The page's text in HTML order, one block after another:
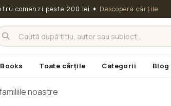
comenzi peste 200 lei ✦ Descoperă cărțile
Toate cărțile Categorii Blog
noastre